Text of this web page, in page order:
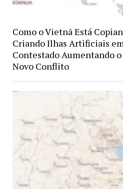
Como o Vietnã Está
Criando Ilhas Artificiais
Contestado Aumentando
Novo Conflito